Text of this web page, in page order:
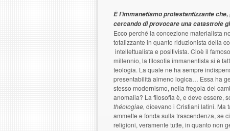
È l’immanetismo protestantizzante
cercando di provocare una catastrofe
Ecco perché la concezione materialista
totalizzante in quanto riduzionista della
intellettualista e positivista. Cioè il
millennio, la filosofia immanentista si è
teologia. La quale ne ha sempre
presentabilità almeno logica… Essa ha
stesso modernismo, nella fregola del
anomalia? La filosofia è, e deve essere,
théologiae, dicevano i Cristiani latini. Ma
ammette e fonda sulla trascendenza, se
religioni, veramente tutte, in quanto non